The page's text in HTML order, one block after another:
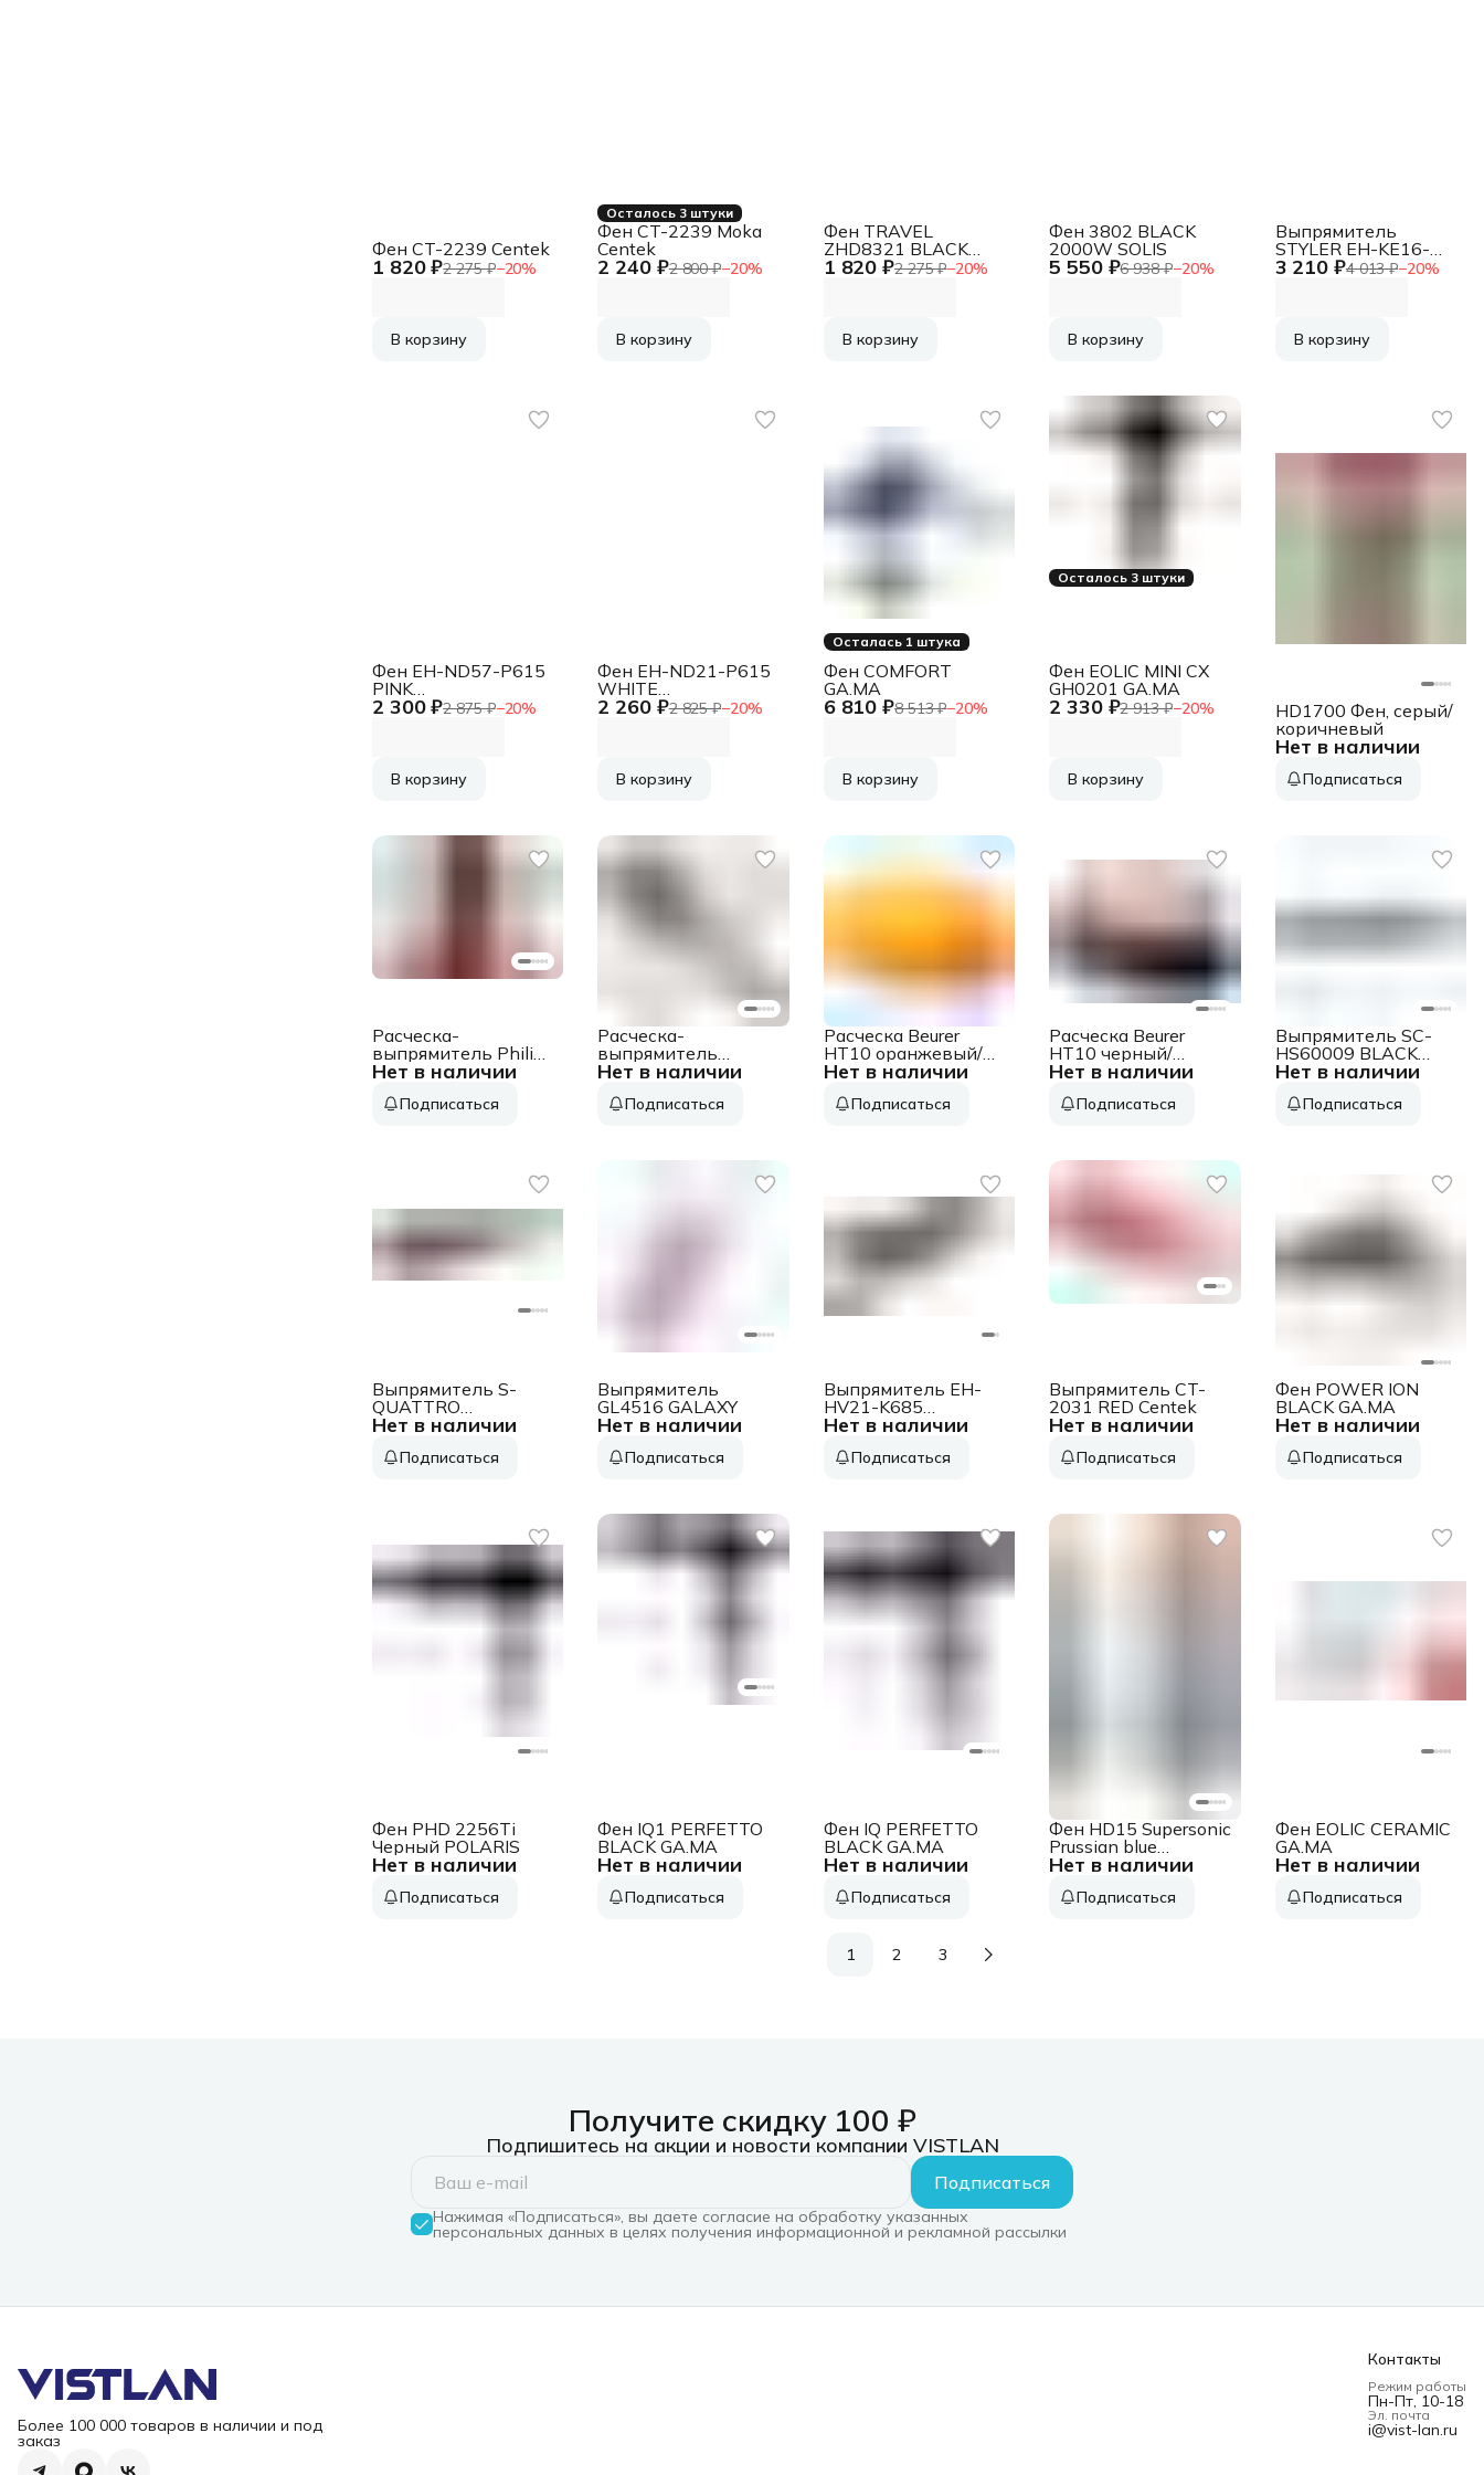
1 820 ₽2 275 ₽−20%
Фен CT-2239 Centek
В корзину
Осталось 3 штуки
2 240 ₽2 800 ₽−20%
Фен CT-2239 Moka
Centek
В корзину
1 820 ₽2 275 ₽−20%
Фен TRAVEL
ZHD8321 BLACK
ZELMER
В корзину
5 550 ₽6 938 ₽−20%
Фен 3802 BLACK
2000W SOLIS
В корзину
3 210 ₽4 013 ₽−20%
Выпрямитель
STYLER EH-KE16-
VP615 PANASONIC
В корзину
2 300 ₽2 875 ₽−20%
Фен EH-ND57-P615
PINK
8887549831836
В корзину
2 260 ₽2 825 ₽−20%
Фен EH-ND21-P615
WHITE
8887549394102
В корзину
Осталась 1 штука
6 810 ₽8 513 ₽−20%
Фен COMFORT
GA.MA
В корзину
Осталось 3 штуки
2 330 ₽2 913 ₽−20%
Фен EOLIC MINI CX
GH0201 GA.MA
В корзину
Нет в наличии
HD1700 Фен, серый/
коричневый
Подписаться
Нет в наличии
Расческа-
выпрямитель Philips
BHH885/00 черный/
макс.темп.:200С
Подписаться
Нет в наличии
Расческа-
выпрямитель
Babyliss HSB101E
макс.темп.:200С
Подписаться
Нет в наличии
Расческа Beurer
HT10 оранжевый/
желтый (591.06)
Подписаться
Нет в наличии
Расческа Beurer
HT10 черный/
коричневый
Подписаться
Нет в наличии
Выпрямитель SC-
HS60009 BLACK
SCARLETT
Подписаться
Нет в наличии
Выпрямитель S-
QUATTRO
TOURMALINE GA.MA
Подписаться
Нет в наличии
Выпрямитель
GL4516 GALAXY
Подписаться
Нет в наличии
Выпрямитель EH-
HV21-K685
8887549742361
Подписаться
Нет в наличии
Выпрямитель CT-
2031 RED Centek
Подписаться
Нет в наличии
Фен POWER ION
BLACK GA.MA
Подписаться
Нет в наличии
Фен PHD 2256Ti
Черный POLARIS
Подписаться
Нет в наличии
Фен IQ1 PERFETTO
BLACK GA.MA
Подписаться
Нет в наличии
Фен IQ PERFETTO
BLACK GA.MA
Подписаться
Нет в наличии
Фен HD15 Supersonic
Prussian blue
460028-01 DYSON
Подписаться
Нет в наличии
Фен EOLIC CERAMIC
GA.MA
Подписаться
1 2 3
Получите скидку 100 ₽
Подпишитесь на акции и новости компании VISTLAN
Подписаться
Нажимая «Подписаться», вы даете согласие на обработку указанных
персональных данных в целях получения информационной и рекламной рассылки
Более 100 000 товаров в наличии и под
заказ
Контакты
Режим работы
Пн-Пт, 10-18
Эл. почта
i@vist-lan.ru